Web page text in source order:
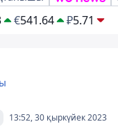
€541.64 ₽5.71
13:52, 30 қыркүйек 2023